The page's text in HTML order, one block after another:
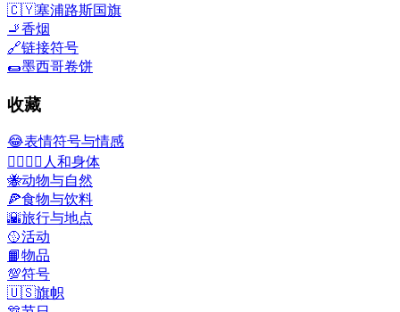
🇨🇾塞浦路斯国旗
🚬香烟
🔗链接符号
🌯墨西哥卷饼
收藏
😂表情符号与情感
👩‍❤️‍💋‍👨 人和身体
🐝动物与自然
🍕食物与饮料
🌇旅行与地点
🥎活动
📙物品
💯符号
🇺🇸旗帜